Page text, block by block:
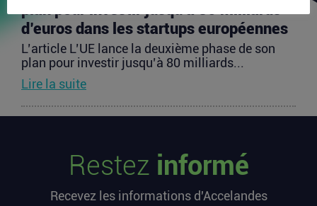
plan pour investir jusqu’à 80 milliards
d’euros dans les startups européennes
L’article L’UE lance la deuxième phase de son
plan pour investir jusqu’à 80 milliards...
Lire la suite
millions d’euros cette semaine
L’article Les startups françaises ont levé 113
premier sur...
Restez informé
Recevez les informations d'Accelandes